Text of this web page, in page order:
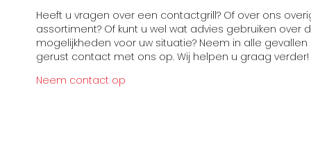
Heeft u vragen over een contactgrill? Of over ons
assortiment? Of kunt u wel wat advies gebruiken over
mogelijkheden voor uw situatie? Neem in alle gevallen
gerust contact met ons op. Wij helpen u graag verder!
Neem contact op